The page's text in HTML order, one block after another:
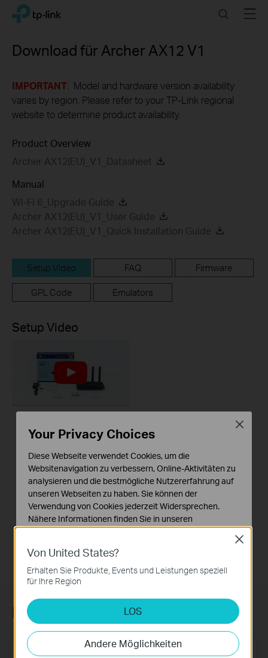
Click
navigation
TP-Link, Reliably Smart SearchMenu
Download für Archer AX12 V1
IMPORTANT: Model and hardware version availability
varies by region. Please refer to your TP-Link regional
website to determine product availability.
Product Overview
Archer AX12(EU)_V1_Datasheet
Manual
Wi-Fi 6_Upgrade Guide
Archer AX12(EU)_V1_User Guide
Archer AX12(EU)_V1_Quick Installation Guide
Setup Video FAQ Firmware
GPL Code Emulators
Setup Video
How to Set up a TP-
(Archer AX12, etc.)
This video will show you how to configure TP-Link Wi-Fi 6 router (Archer AX12, etc.).
More
Newsletter abonnieren
E-Mail-Adresse Registrieren
Von United States?
Erhalten Sie Produkte, Events und Leistungen speziell
für Ihre Region
LOS
Andere Möglichkeiten
Close
Your Privacy Choices
Diese Webseite verwendet Cookies, um die
Websitenavigation zu verbessern, Online-Aktivitäten zu
analysieren und die bestmögliche Nutzererfahrung auf
unseren Webseiten zu haben. Sie können der
Verwendung von Cookies jederzeit Widersprechen.
Nähere Informationen finden Sie in unseren
Datenschutzhinweisen.
Notwendige Cookies
Diese Cookies sind zur Funktion der Website
erforderlich und können in Ihren Systemen nicht
Analyse- und Marketing-Cookies
Analyse-Cookies ermöglichen es uns, Ihre Aktivitäten
auf unserer Website zu analysieren, um die
Funktionsweise unserer Website zu verbessern und
Close